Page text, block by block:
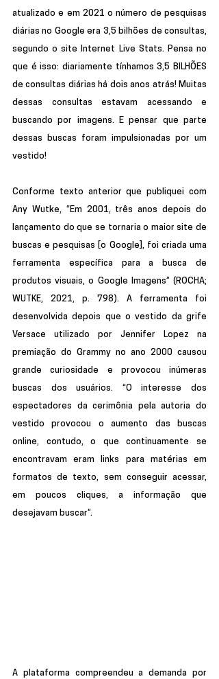
atualizado e em 2021 o número de pesquisas
diárias no Google era 3,5 bilhões de consultas,
segundo o site Internet Live Stats. Pensa no
que é isso: diariamente tínhamos 3,5 BILHÕES
de consultas diárias há dois anos atrás! Muitas
dessas consultas estavam acessando e
buscando por imagens. E pensar que parte
dessas buscas foram impulsionadas por um
vestido!
Conforme texto anterior que publiquei com
Any Wutke, “Em 2001, três anos depois do
lançamento do que se tornaria o maior site de
buscas e pesquisas [o Google], foi criada uma
ferramenta específica para a busca de
produtos visuais, o Google Imagens” (ROCHA;
WUTKE, 2021, p. 798). A ferramenta foi
desenvolvida depois que o vestido da grife
Versace utilizado por Jennifer Lopez na
premiação do Grammy no ano 2000 causou
grande curiosidade e provocou inúmeras
buscas dos usuários. “O interesse dos
espectadores da cerimônia pela autoria do
vestido provocou o aumento das buscas
online, contudo, o que continuamente se
encontravam eram links para matérias em
formatos de texto, sem conseguir acessar,
em poucos cliques, a informação que
desejavam buscar”.
A plataforma compreendeu a demanda por